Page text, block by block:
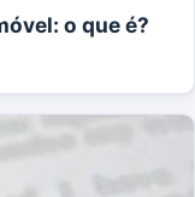
o que é?